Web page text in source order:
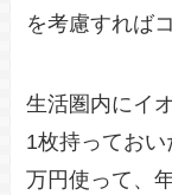
を考慮すれば
生活圏内にイ
1枚持ってお
万円使って、